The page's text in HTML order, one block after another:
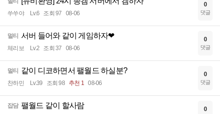
쑤쑤야 Lv.6 조회 97 08-06
0
댓글
멀티 서버 들어와 같이 게임하자❤
체리보 Lv.2 조회 37 08-06
0
댓글
멀티 같이 디코하면서 팰월드 하실분?
찬하민 Lv.39 조회 98 추천 1 08-06
0
댓글
잡담 팰월드 같이 할사람 0